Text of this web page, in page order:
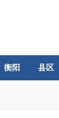
衡阳 县区